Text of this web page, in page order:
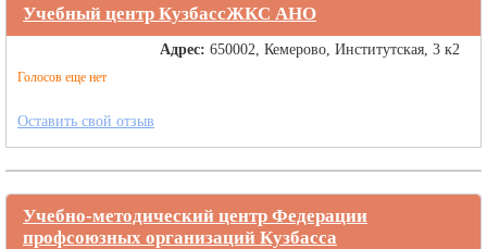
Учебный центр КузбассЖКС АНО
Голосов еще нет
Адрес: 650002, Кемерово, Институтская, 3 к2
Оставить свой отзыв
Учебно-методический центр Федерации
профсоюзных организаций Кузбасса